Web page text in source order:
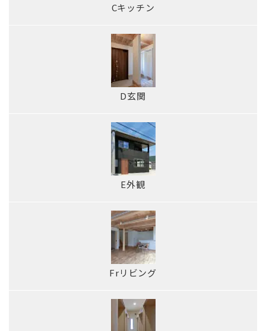
Cキッチン
D玄関
E外観
Frリビング